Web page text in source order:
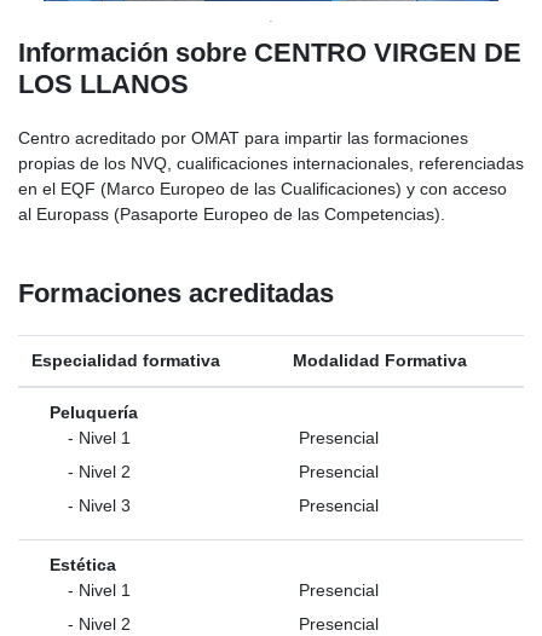
Información sobre CENTRO VIRGEN DE
LOS LLANOS
Centro acreditado por OMAT para impartir las formaciones
propias de los NVQ, cualificaciones internacionales, referenciadas
en el EQF (Marco Europeo de las Cualificaciones) y con acceso
al Europass (Pasaporte Europeo de las Competencias).
Formaciones acreditadas
Especialidad formativa Modalidad Formativa
Peluquería
- Nivel 1
Presencial
- Nivel 2
Presencial
- Nivel 3
Presencial
Estética
- Nivel 1
Presencial
- Nivel 2
Presencial